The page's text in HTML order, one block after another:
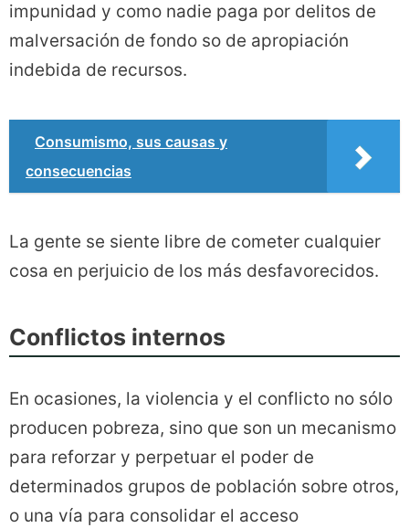
impunidad y como nadie paga por delitos de
malversación de fondo so de apropiación
indebida de recursos.
Consumismo, sus causas y
consecuencias
La gente se siente libre de cometer cualquier
cosa en perjuicio de los más desfavorecidos.
Conflictos internos
En ocasiones, la violencia y el conflicto no sólo
producen pobreza, sino que son un mecanismo
para reforzar y perpetuar el poder de
determinados grupos de población sobre otros,
o una vía para consolidar el acceso